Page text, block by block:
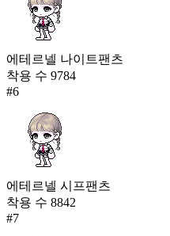
에테르넬 나이트팬츠
착용 수 9784
#6
에테르넬 시프팬츠
착용 수 8842
#7